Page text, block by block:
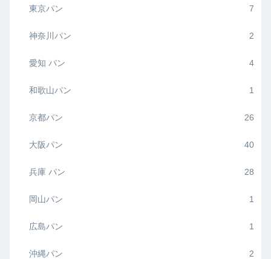
東京パン 7
神奈川パン 2
愛知 パン 4
和歌山パン 1
京都パン 26
大阪パン 40
兵庫 パン 28
岡山パン 1
広島パン 1
沖縄パン 2